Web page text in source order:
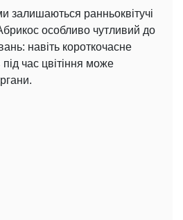
залишаються ранньоквітучі
Абрикос особливо чутливий до
навіть короткочасне
час цвітіння може